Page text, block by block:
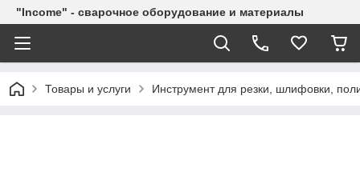
"Income" - сварочное оборудование и материалы
Товары и услуги Инструмент для резки, шлифовки,